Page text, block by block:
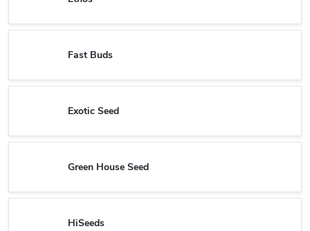
Fast Buds
Exotic Seed
Green House Seed
HiSeeds